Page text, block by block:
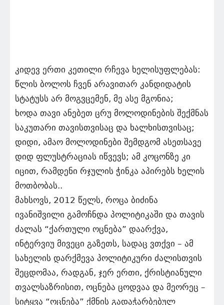
კიდევ ერთი კეთილი რჩევა ხელისუფლებას:
წლის ბოლოს ჩვენ არავითარ კანდიდატის
სტატუსს არ მოგვცემენ, მე ასე მგონია;
ხოდა თავი ანებეთ ცრუ მოლოდინების შექმნას
საკუთარი თავისთვისაც და ხალხისთვისაც;
დიდი, ამაო მოლოდინები შემდგომ ასეთსავე
დიდ ფლუსტრაციას იწვევს; ამ კოცონზე კი
იცით, რამდენი რჯულის ჭინკა აპირებს ხელის
მოთბობას..
მახსოვს, 2012 წელს, როცა ბიძინა
ივანიშვილი გამოჩნდა პოლიტიკაში და თავის
ძალას “ქართული ოცნება” დაარქვა,
ინტერვიუ მივეცი გაზეთს, სადაც ვთქვი – ამ
სახელის დარქმევა პოლიტიკური ძალისთვის
შეცდომაა, რადგან, ჯერ ერთი, ქრისტიანული
თვალსაზრისით, ოცნება ცოდვაა და მეორეც –
სიტყვა “ოცნება” ქმნის გადაჭარბებულ